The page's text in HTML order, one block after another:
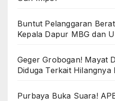
Buntut Pelanggaran
Kepala Dapur MBG dan
Geger Grobogan! Mayat
Diduga Terkait Hilangnya
Purbaya Buka Suara!